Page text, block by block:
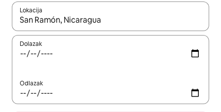
Lokacija
Kada budu dostupni rezultati, moći ćete ih pregledati
Dolazak
Odlazak